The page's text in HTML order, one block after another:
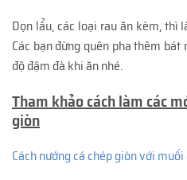
Dọn lẩu, các loại rau ăn kèm, thì
Các bạn đừng quên pha thêm
độ đậm đà khi ăn nhé.
Tham khảo cách làm các
giòn
Cách nướng cá chép giòn với